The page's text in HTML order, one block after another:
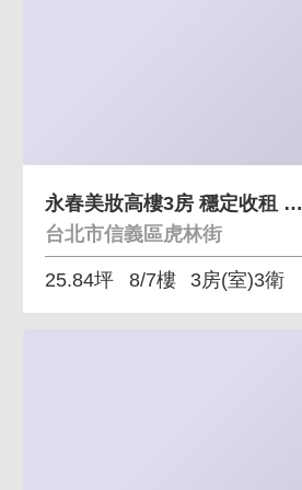
永春美妝高樓3房 穩定收租 永春捷運步行約3分
台北市信義區虎林街
25.84坪 8/7樓 3房(室)3衛